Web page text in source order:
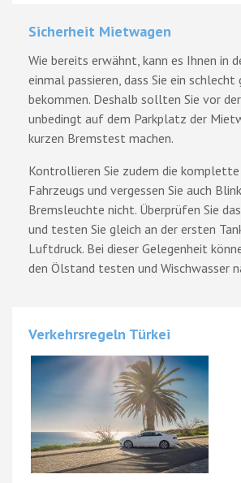
Sicherheit Mietwagen
Wie bereits erwähnt, kann es Ihnen in
einmal passieren, dass Sie ein
bekommen. Deshalb sollten Sie vor
unbedingt auf dem Parkplatz der
kurzen Bremstest machen.
Kontrollieren Sie zudem die
Fahrzeugs und vergessen Sie auch
Bremsleuchte nicht. Überprüfen Sie
und testen Sie gleich an der ersten
Luftdruck. Bei dieser Gelegenheit
den Ölstand testen und Wischwasser
Verkehrsregeln Türkei